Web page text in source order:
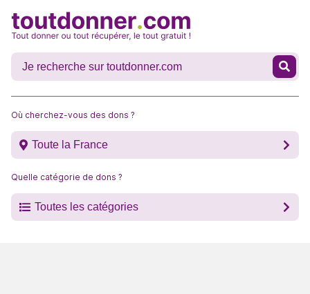
Où cherchez-vous des dons ?
Toute la France
Quelle catégorie de dons ?
Toutes les catégories